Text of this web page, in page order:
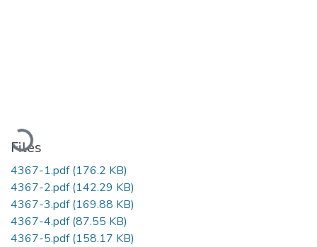
Loading...
Files
4367-1.pdf(176.2 KB)
4367-2.pdf(142.29 KB)
4367-3.pdf(169.88 KB)
4367-4.pdf(87.55 KB)
4367-5.pdf(158.17 KB)